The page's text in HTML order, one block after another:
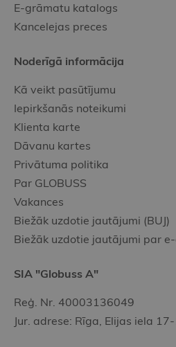
E-grāmatu katalogs
Kancelejas preces
Noderīgā informācija
Kā veikt pasūtījumu
Iepirkšanās noteikumi
Klienta karte
Dāvanu kartes
Privātuma politika
Par GLOBUSS
Vakances
Biežāk uzdotie jautājumi (BUJ)
Biežāk uzdotie jautājumi par
SIA "Globuss A"
Reģ. Nr. 40003136049
Jur. adrese: Rīga, Elijas iela